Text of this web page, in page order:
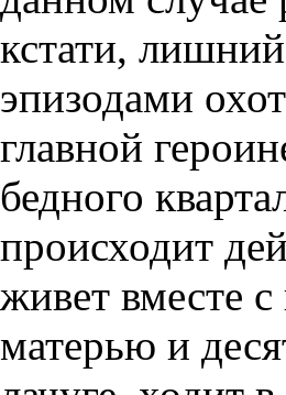
кстати,
эпизодами
главной
бедного
происходит
живет вместе
матерью и